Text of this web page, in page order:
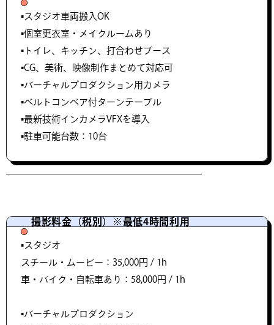
▪️スタジオ車両搬入OK
▪️個室更衣室・メイクルームあり
▪️トイレ、キッチン、打合わせブース
▪️CG、美術、映像制作まとめて対応可
▪️バーチャルプロダクション用カメラ
▪️ベルトコンベア付ターンテーブル
▪️最新技術インカメラVFXを導入
▪️駐車可能台数：10台
撮影料金（税別）※最低4時間利用
▪️スタジオ
スチール・ムービー：35,000円 / 1h
車・バイク・自転車あり：58,000円 / 1h
▪️バーチャルプロダクション